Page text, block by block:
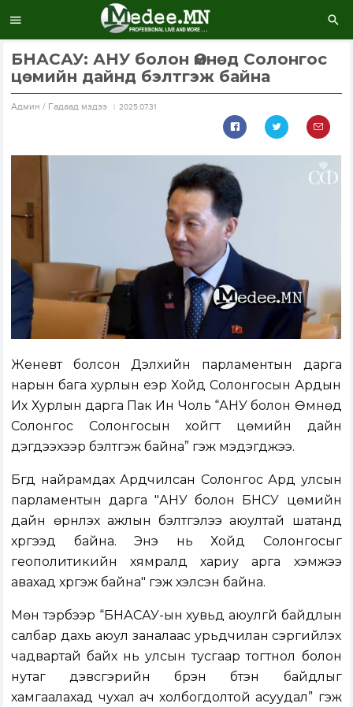
БНАСАУ: АНУ болон Өмнөд Солонгос
цөмийн дайнд бэлтгэж байна
Aдмин / Гадаад мэдээ 2025.07.31
Женевт болсон Дэлхийн парламентын дарга
нарын бага хурлын үеэр Хойд Солонгосын Ардын
Их Хурлын дарга Пак Ин Чоль “АНУ болон Өмнөд
Солонгос Солонгосын хойгт цөмийн дайн
дэгдээхээр бэлтгэж байна” гэж мэдэгджээ.
Бүгд найрамдах Ардчилсан Солонгос Ард улсын
парламентын дарга "АНУ болон БНСУ цөмийн
дайн өрнүүлэх ажлын бэлтгэлээ аюултай шатанд
хүргээд байна. Энэ нь Хойд Солонгосыг
геополитикийн хямралд хариу арга хэмжээ
авахад хүргэж байна" гэж хэлсэн байна.
Мөн тэрбээр “БНАСАУ-ын хувьд аюулгүй байдлын
салбар дахь аюул заналаас урьдчилан сэргийлэх
чадвартай байх нь улсын тусгаар тогтнол болон
нутаг дэвсгэрийн бүрэн бүтэн байдлыг
хамгаалахад чухал ач холбогдолтой асуудал” гэж